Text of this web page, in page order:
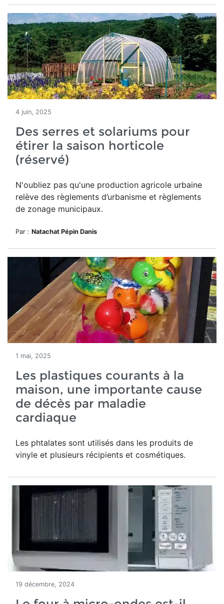
4 juin, 2025
Des serres et solariums pour
étirer la saison horticole
(réservé)
N'oubliez pas qu'une production agricole urbaine
relève des règlements d’urbanisme et règlements
de zonage municipaux.
Par : Natachat Pépin Danis
1 mai, 2025
Les plastiques courants à la
maison, une importante cause
de décès par maladie
cardiaque
Les phtalates sont utilisés dans les produits de
vinyle et plusieurs récipients et cosmétiques.
19 décembre, 2024